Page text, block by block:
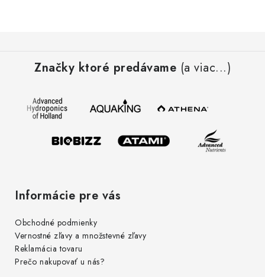
Značky ktoré predávame (a viac...)
Informácie pre vás
Obchodné podmienky
Vernostné zľavy a množstevné zľavy
Reklamácia tovaru
Prečo nakupovať u nás?